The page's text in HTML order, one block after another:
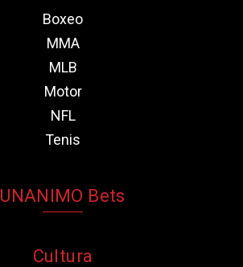
Boxeo
MMA
MLB
Motor
NFL
Tenis
UNANIMO Bets
Cultura